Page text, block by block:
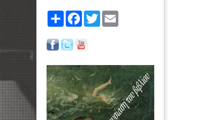
Share FacebookTwitter